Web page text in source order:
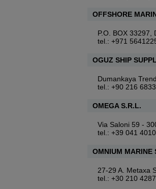
OFFSHORE
P.O. BOX 33297,
tel.: +971
OGUZ SHIP
Dumankaya
tel.: +90 216
OMEGA S.R.L.
Via Saloni 59 -
tel.: +39 041
OMNIUM MARINE
27-29 A. Metaxa
tel.: +30 210